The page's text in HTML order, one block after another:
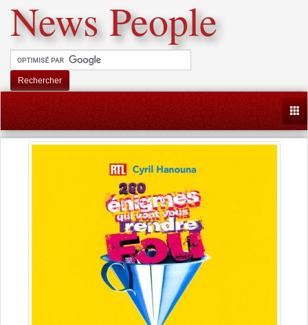
News People
Rechercher